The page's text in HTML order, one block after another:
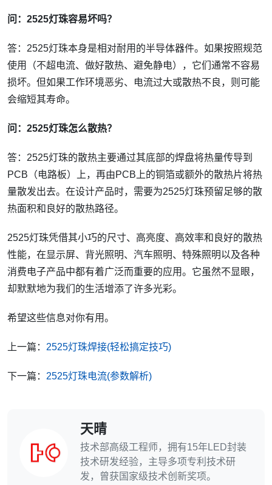
问：2525灯珠容易坏吗？
答：2525灯珠本身是相对耐用的半导体器件。如果按照规范
使用（不超电流、做好散热、避免静电），它们通常不容易
损坏。但如果工作环境恶劣、电流过大或散热不良，则可能
会缩短其寿命。
问：2525灯珠怎么散热？
答：2525灯珠的散热主要通过其底部的焊盘将热量传导到
PCB（电路板）上，再由PCB上的铜箔或额外的散热片将热
量散发出去。在设计产品时，需要为2525灯珠预留足够的散
热面积和良好的散热路径。
2525灯珠凭借其小巧的尺寸、高亮度、高效率和良好的散热
性能，在显示屏、背光照明、汽车照明、特殊照明以及各种
消费电子产品中都有着广泛而重要的应用。它虽然不显眼，
却默默地为我们的生活增添了许多光彩。
希望这些信息对你有用。
上一篇： 2525灯珠焊接(轻松搞定技巧)
下一篇： 2525灯珠电流(参数解析)
天晴
技术部高级工程师，拥有15年LED封装
技术研发经验，主导多项专利技术研
发，曾获国家级技术创新奖项。